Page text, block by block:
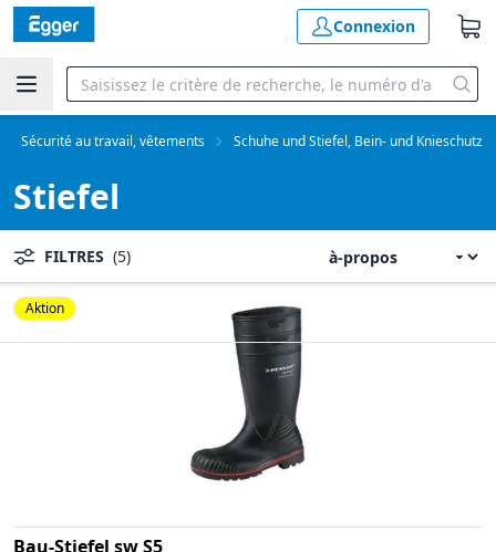
Connexion
Sécurité au travail, vêtements Schuhe und Stiefel, Bein- und Knieschutz
Stiefel
FILTRES (5)
Aktion
Bau-Stiefel sw S5